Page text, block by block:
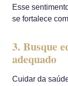
Esse
se fortalece
3. Busque
adequado
Cuidar da